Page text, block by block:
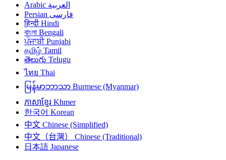
العربية Arabic
فارسی Persian
हिन्दी Hindi
বাংলা Bengali
ਪੰਜਾਬੀ Punjabi
தமிழ் Tamil
తెలుగు Telugu
ไทย Thai
မြန်မာဘာသာ Burmese (Myanmar)
ភាសាខ្មែរ Khmer
한국어 Korean
中文 Chinese (Simplified)
中文（台灣）
Chinese (Traditional)
日本語 Japanese